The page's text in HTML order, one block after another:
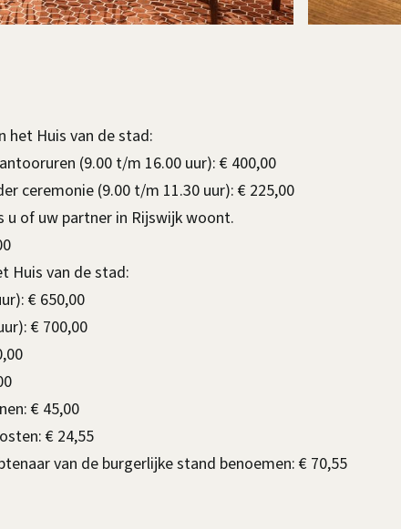
het Huis van de stad:
(9.00 t/m 16.00 uur): € 400,00
ceremonie (9.00 t/m 11.30 uur): € 225,00
u of uw partner in Rijswijk woont.
Huis van de stad:
€ 650,00
€ 700,00
€ 45,00
€ 24,55
van de burgerlijke stand benoemen: € 70,55